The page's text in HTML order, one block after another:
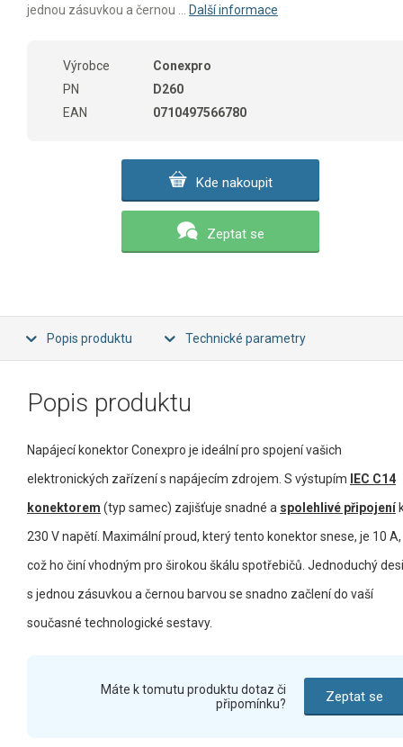
jednou zásuvkou a černou ...
Další informace
Výrobce
Conexpro
PN
D260
EAN
0710497566780
Kde nakoupit
Zeptat se
Popis produktu Technické parametry
Popis produktu
Napájecí konektor Conexpro je ideální pro spojení vašich
elektronických zařízení s napájecím zdrojem. S výstupím
IEC C14
konektorem (typ samec) zajišťuje snadné a spolehlivé připojení
230 V napětí. Maximální proud, který tento konektor snese, je 10 A,
což ho činí vhodným pro širokou škálu spotřebičů. Jednoduchý
s jednou zásuvkou a černou barvou se snadno začlení do vaší
současné technologické sestavy.
Máte k tomutu produktu dotaz či
připomínku?
Zeptat se